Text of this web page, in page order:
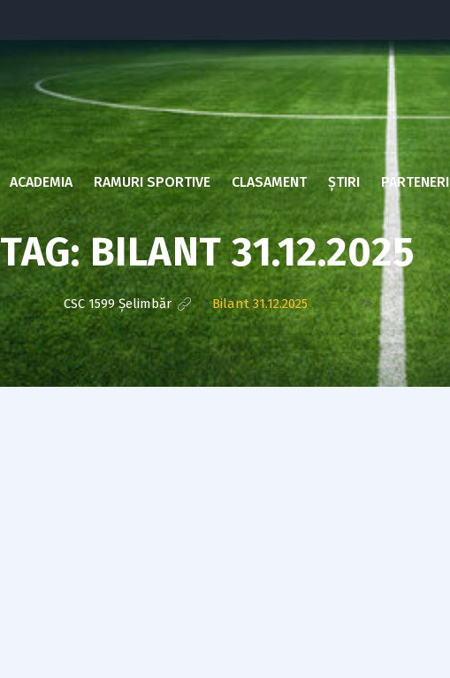
ACADEMIA RAMURI SPORTIVE CLASAMENT ȘTIRI PARTENERI
TAG:BILANT 31.12.2025
CSC 1599 Șelimbăr >Bilant 31.12.2025 ?>